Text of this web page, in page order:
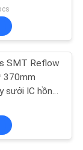
21
2500w
SMT Reflow
370mm
​​sưởi IC hồng
T962A +